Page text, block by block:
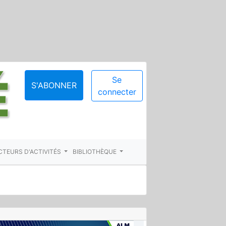
S'ABONNER
Se
connecter
D'ACTIVITÉS BIBLIOTHÈQUE